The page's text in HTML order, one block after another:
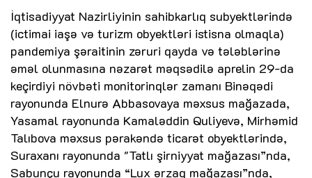
İqtisadiyyat Nazirliyinin sahibkarlıq subyektlərində
(ictimai iaşə və turizm obyektləri istisna olmaqla)
pandemiya şəraitinin zəruri qayda və tələblərinə
əməl olunmasına nəzarət məqsədilə aprelin 29-da
keçirdiyi növbəti monitorinqlər zamanı Binəqədi
rayonunda Elnurə Abbasovaya məxsus mağazada,
Yasamal rayonunda Kamaləddin Quliyevə, Mirhəmid
Talıbova məxsus pərakəndə ticarət obyektlərində,
Suraxanı rayonunda "Tatlı şirniyyat mağazası”nda,
Sabunçu rayonunda “Lux ərzaq mağazası”nda,